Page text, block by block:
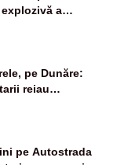
a
PLUS
pe Dunăre:
reiau
pe Autostrada